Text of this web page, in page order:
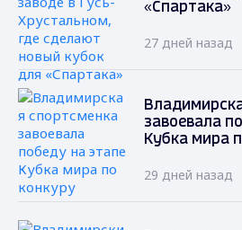
«Спартака»
27 дней назад
завоевала
Кубка мира
29 дней назад